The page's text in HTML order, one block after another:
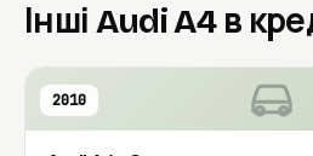
Інші Audi A4 в
2010